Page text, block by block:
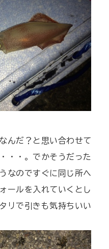
んだ？と思い合わせて
・・。でかそうだった
なのですぐに同じ所へ
ールを入れていくとし
リで引きも気持ちいい